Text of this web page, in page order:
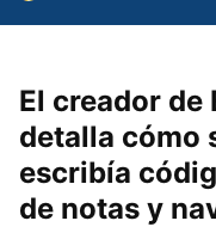
El creador de
detalla cómo
escribía
de notas y